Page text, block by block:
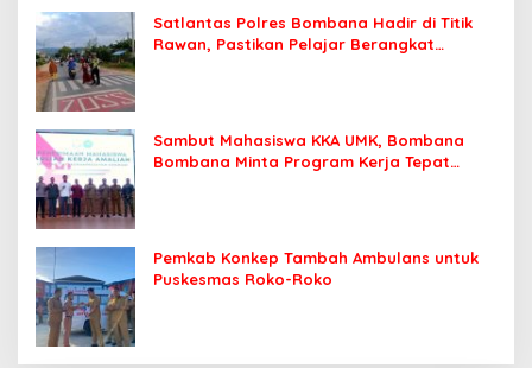
Satlantas Polres Bombana Hadir di Titik
Rawan, Pastikan Pelajar Berangkat
Sambut Mahasiswa KKA UMK, Bombana
Bombana Minta Program Kerja Tepat
Pemkab Konkep Tambah Ambulans untuk
Puskesmas Roko-Roko